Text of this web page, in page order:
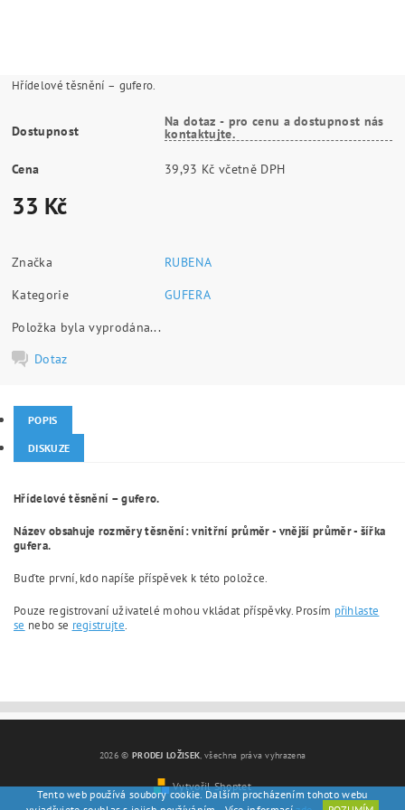
Hřídelové těsnění – gufero.
Dostupnost
Na dotaz - pro cenu a dostupnost nás
kontaktujte.
Cena 39,93 Kč včetně DPH
33 Kč
Značka
RUBENA
Kategorie
GUFERA
Položka byla vyprodána...
Dotaz
POPIS
DISKUZE
Hřídelové těsnění – gufero.
Název obsahuje rozměry těsnění: vnitřní průměr - vnější průměr - šířka
gufera.
Buďte první, kdo napíše příspěvek k této položce.
Pouze registrovaní uživatelé mohou vkládat příspěvky. Prosím přihlaste
se nebo se registrujte.
2026 © PRODEJ LOŽISEK, všechna práva vyhrazena
Vytvořil Shoptet
Tento web používá soubory cookie. Dalším procházením tohoto webu